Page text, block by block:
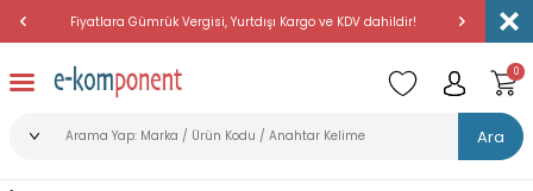
Fiyatlara Gümrük Vergisi, Yurtdışı Kargo ve KDV dahildir!
Ara
0